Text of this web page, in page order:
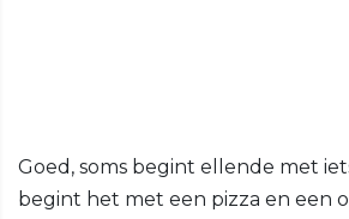
Goed, soms begint ellende met
begint het met een pizza en een